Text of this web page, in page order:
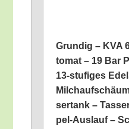
Grun­dig – KVA
to­mat – 19 Bar
13-stu­fi­ges
ser­tank –
pel-Aus­lauf –